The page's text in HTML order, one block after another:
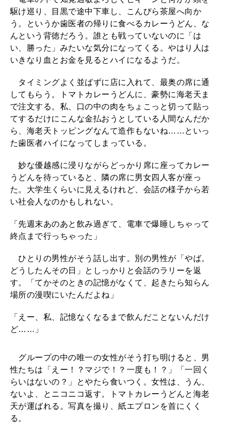
駆け巡り、目黒で途中下車し、こんぴら茶屋へ向か
う。というか歯医者の帰りに食べるカレーうどん、な
んという背徳だろう。誰とも戦っていないのに「は
い、勝った」みたいな気分になってくる。やはり人は
いきなり血とお金を見るとハイになるようだ。
タイミングよく並ばずに店に入れて、最奥の席に通
してもらう。トマトカレーうどんに、豪勢に海老天ま
で注文する。私、口の中の肉をちょこっと切って貼っ
てするだけにこんな金払おうとしている人間なんだか
ら、海老天トッピングなんて造作もないね……といっ
た歯医者ハイになってしまっている。
妙な優越感に浸りながらどっかり席に座ってカレー
うどんを待っていると、隣の席に男女四人客が座っ
た。大学生くらいに見えるけれど、会話の様子から若
い社会人なのかもしれない。
「先週末あのあと飲み過ぎて、電車で爆睡しちゃって
終点まで行っちゃった」
ひとりの男性がそう話し出す。別の男性が「やば。
どうしたんその日」としっかりと会話のラリーを返
す。「てかそのときの記憶がなくて、起きたら知らん
場所の漫喫にいたんだよね」
「えー、私、記憶なくなるまで飲んだことないんだけ
ど……」
グループの中の唯一の女性がそう打ち明けると、男
性たちは「えー！？マジで！？一度も！？」「一回く
らいはないの？」とやたら食いつく。女性は、うん、
ないよ、とニコニコ返す。トマトカレーうどんと海老
天が運ばれる。写真を撮り、紙エプロンを首にくく
る。